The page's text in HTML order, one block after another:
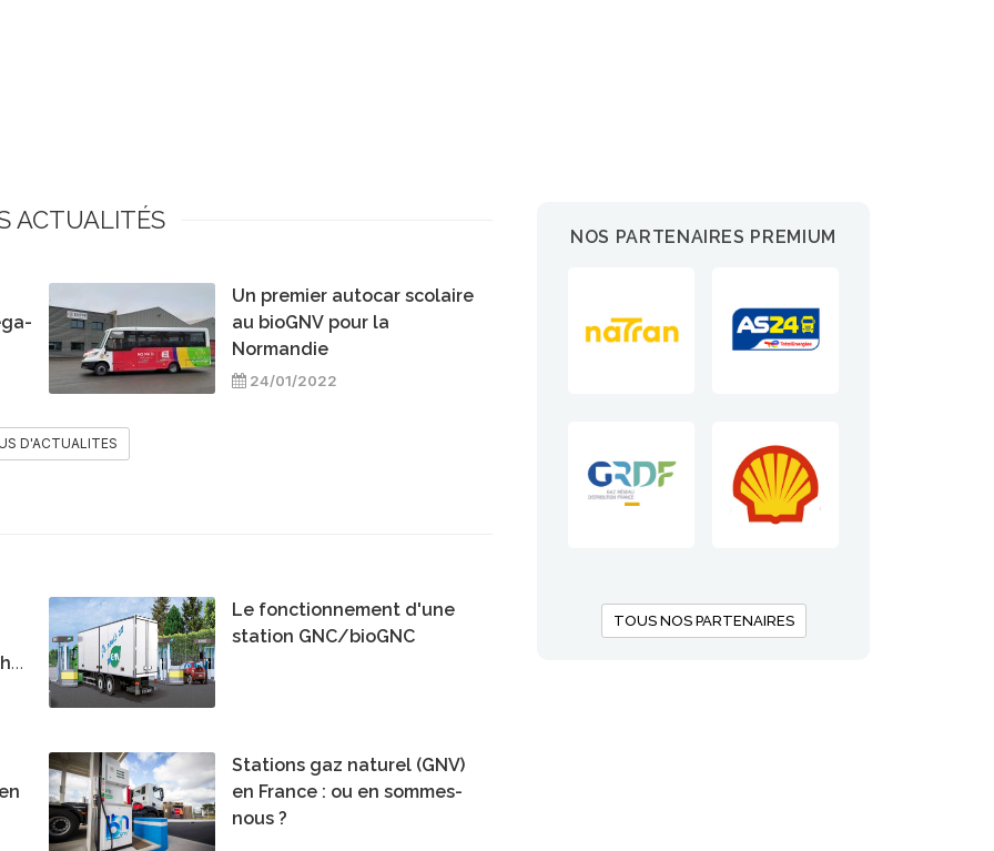
ACTUALITÉS
Un premier autocar scolaire
au bioGNV pour la
Normandie
24/01/2022
D'ACTUALITES
Le fonctionnement d'une
station GNC/bioGNC
Stations gaz naturel (GNV)
en France : ou en sommes-
nous ?
NOS PARTENAIRES PREMIUM
TOUS NOS PARTENAIRES